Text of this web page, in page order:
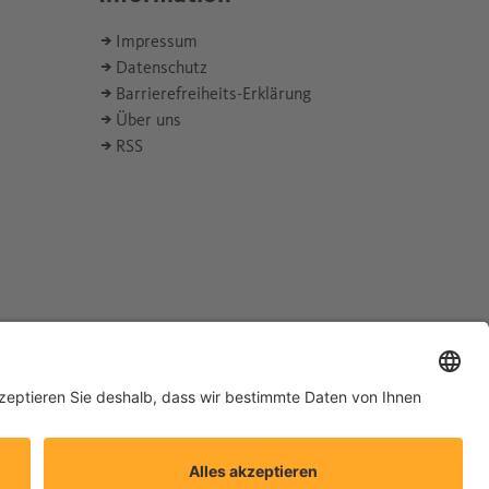
Impressum
Datenschutz
Barrierefreiheits-Erklärung
Über uns
RSS